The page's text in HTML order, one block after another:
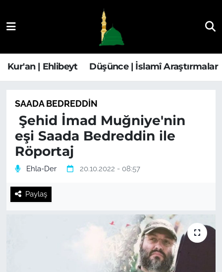
Kur'an | Ehlibeyt Düşünce | İslamî Araştırmalar
SAADA BEDREDDIN
Şehid İmad Muğniye'nin
eşi Saada Bedreddin ile
Röportaj
Ehla-Der 20.10.2022 - 08:57
Paylaş
Düşünce | İslamî Araştırmalar
Yaşam | Aile&GNÇ
Fıkıh | Ahkam
Hava Durumu
Süper Lig Puan Durumu ve Fikstür
Tüm Manşetler
Son Dakika Haberleri
Haber Arşivi